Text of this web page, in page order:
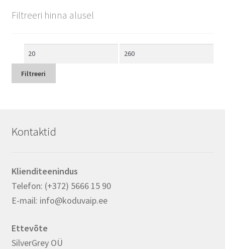
Filtreeri hinna alusel
Minimaalne
Maksimaalne
Filtreeri
Kontaktid
Klienditeenindus
Telefon: (+372) 5666 15 90
E-mail: info@koduvaip.ee
Ettevõte
SilverGrey OÜ